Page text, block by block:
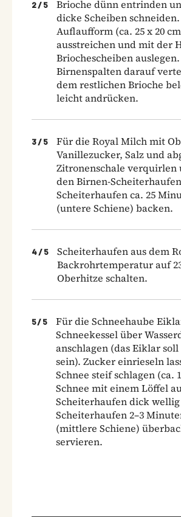
2 / 5
Brioche dünn entrinden
dicke Scheiben
Auflaufform (ca. 25 x 20
ausstreichen und mit der
Briochescheiben
Birnenspalten darauf
dem restlichen Brioche
leicht andrücken.
3 / 5
Für die Royal Milch mit
Vanillezucker, Salz und
Zitronenschale verquirlen
den Birnen-
Scheiterhaufen ca. 25
(untere Schiene) backen.
4 / 5
Scheiterhaufen aus dem
Backrohrtemperatur auf
Oberhitze schalten.
5/ 5
Für die Schneehaube
Schneekessel über
anschlagen (das Eiklar
sein). Zucker einrieseln
Schnee steif schlagen (ca.
Schnee mit einem Löffel
Scheiterhaufen dick
Scheiterhaufen 2–3
(mittlere Schiene)
servieren.